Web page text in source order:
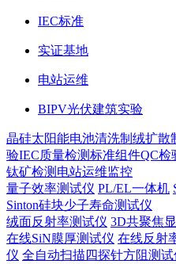
IEC标准
实证基地
电站运维
BIPV光伏建筑实验
晶硅太阳能电池清洗制绒扩散
验IEC质量检测标准组件QC检
钛矿检测 电站运维监控
量子效率测试仪 PL/EL一体机
Sinton硅块少子寿命测试仪
绒面反射率测试仪 3D共聚焦
在线SiN膜厚测试仪 在线反射
仪 全自动扫描四探针方阻测试